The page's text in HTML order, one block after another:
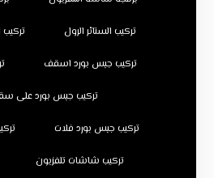
تركيب الستائر الرول
تركيب جبس بورد اسقف
تركيب جبس بورد على
تركيب جبس بورد فلات
تركيب شاشات تلفزيون